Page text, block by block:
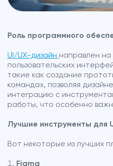
Роль программного
UI/UX-дизайн направлен на
пользовательских
такие как создание
командах, позволяя
интеграцию с
работы, что особенно
Лучшие инструменты для
Вот некоторые из лучших
Figma